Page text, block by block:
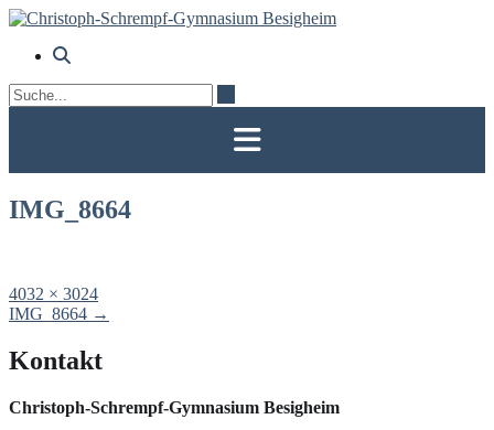
Skip
content
IMG_8664
Full
size
4032 × 3024
Post
IMG_8664 →
Kontakt
Christoph-Schrempf-Gymnasium Besigheim